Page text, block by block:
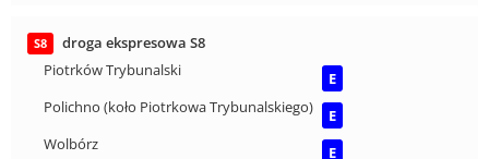
S8
droga ekspresowa S8
Piotrków Trybunalski
E
Polichno (koło Piotrkowa Trybunalskiego)
E
Wolbórz
E